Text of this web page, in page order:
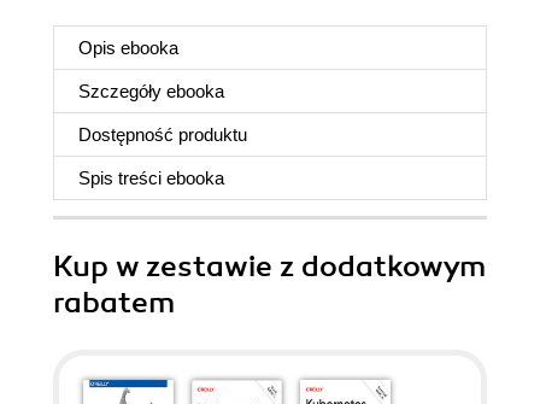
Opis ebooka
Szczegóły ebooka
Dostępność produktu
Spis treści ebooka
Kup w zestawie z dodatkowym
rabatem